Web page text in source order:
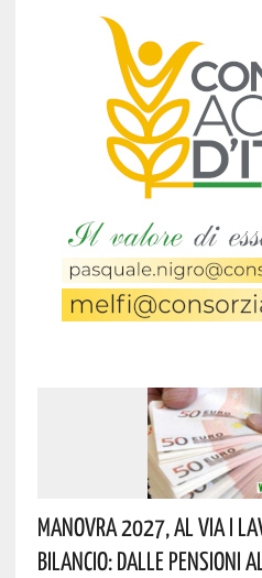
Manovra 2027, Al Via I
Bilancio: Dalle Pensioni